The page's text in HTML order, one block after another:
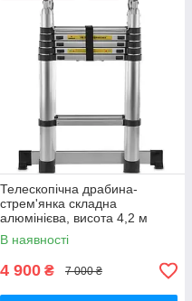
Телескопічна драбина-
стрем'янка складна
алюмінієва, висота 4,2 м
В наявності
4 900 ₴ 7 000 ₴